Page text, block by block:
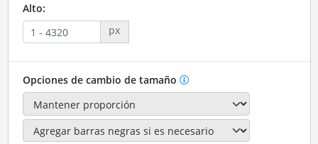
Alto:
px
Opciones de cambio de tamaño